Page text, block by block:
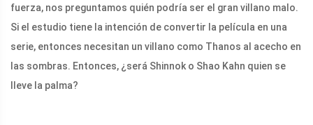
fuerza, nos preguntamos quién podría ser el gran villano malo.
Si el estudio tiene la intención de convertir la película en una
serie, entonces necesitan un villano como Thanos al acecho en
las sombras. Entonces, ¿será Shinnok o Shao Kahn quien se
lleve la palma?